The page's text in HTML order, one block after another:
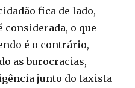
fica de lado,
considerada, o que
é o contrário,
as burocracias,
junto do taxista